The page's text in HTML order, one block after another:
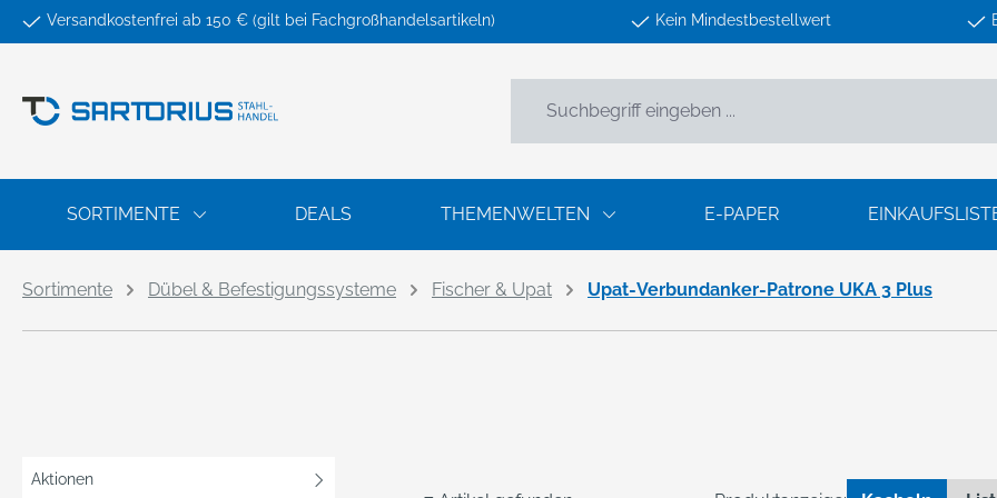
Zur Hauptnavigation springen
Versandkostenfrei ab 150 € (gilt bei Fachgroßhandelsartikeln) Kein Mindestbestellwert
SORTIMENTE DEALS THEMENWELTEN E-PAPER
Sortimente Dübel & Befestigungssysteme Fischer & Upat Upat-Verbundanker-Patrone UKA 3 Plus
Aktionen